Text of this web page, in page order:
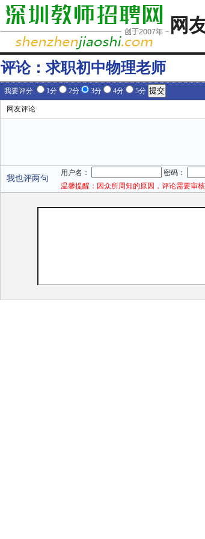
网
评论：求职初中物理老师
我要评分: 1分 2分 3分 4分 5分
网友评论
我也评两句
用户名： 密码：
温馨提醒：因众所周知的原因，评论需要审